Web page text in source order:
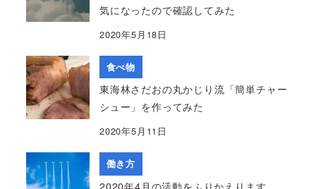
気になったので確認してみた
2020年5月18日
食べ物
東海林さだおの丸かじり流「簡単チャー
シュー」を作ってみた
2020年5月11日
働き方
2020年4月の活動をふりかえります